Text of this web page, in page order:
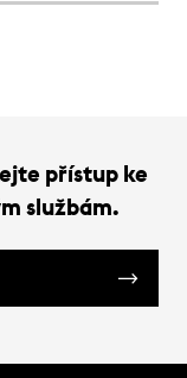
přístup ke
službám.